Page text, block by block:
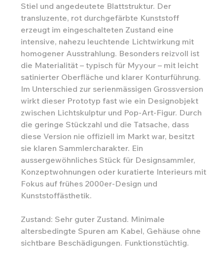
Stiel und angedeutete Blattstruktur. Der
transluzente, rot durchgefärbte Kunststoff
erzeugt im eingeschalteten Zustand eine
intensive, nahezu leuchtende Lichtwirkung mit
homogener Ausstrahlung. Besonders reizvoll ist
die Materialität – typisch für Myyour – mit leicht
satinierter Oberfläche und klarer Konturführung.
Im Unterschied zur serienmässigen Grossversion
wirkt dieser Prototyp fast wie ein Designobjekt
zwischen Lichtskulptur und Pop-Art-Figur. Durch
die geringe Stückzahl und die Tatsache, dass
diese Version nie offiziell im Markt war, besitzt
sie klaren Sammlercharakter. Ein
aussergewöhnliches Stück für Designsammler,
Konzeptwohnungen oder kuratierte Interieurs mit
Fokus auf frühes 2000er-Design und
Kunststoffästhetik.
Zustand: Sehr guter Zustand. Minimale
altersbedingte Spuren am Kabel, Gehäuse ohne
sichtbare Beschädigungen. Funktionstüchtig.